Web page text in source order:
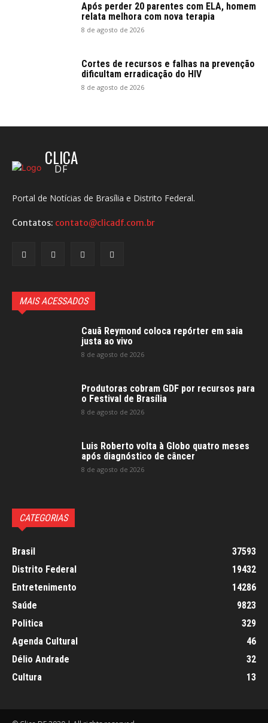
Após perder 20 parentes com ELA, homem
relata melhora com nova terapia
8 de agosto de 2026
Cortes de recursos e falhas na prevenção
dificultam erradicação do HIV
8 de agosto de 2026
CLICA
DF
Portal de Notícias de Brasília e Distrito Federal.
Contatos: contato@clicadf.com.br
MAIS ACESSADOS
Cauã Reymond coloca repórter em saia
justa ao vivo
8 de agosto de 2026
Produtoras cobram GDF por recursos para
o Festival de Brasília
8 de agosto de 2026
Luis Roberto volta à Globo quatro meses
após diagnóstico de câncer
8 de agosto de 2026
CATEGORIAS
Brasil
37593
Distrito Federal
19432
Entretenimento
14286
Saúde
9823
Politica
329
Agenda Cultural
46
Délio Andrade
32
Cultura
13